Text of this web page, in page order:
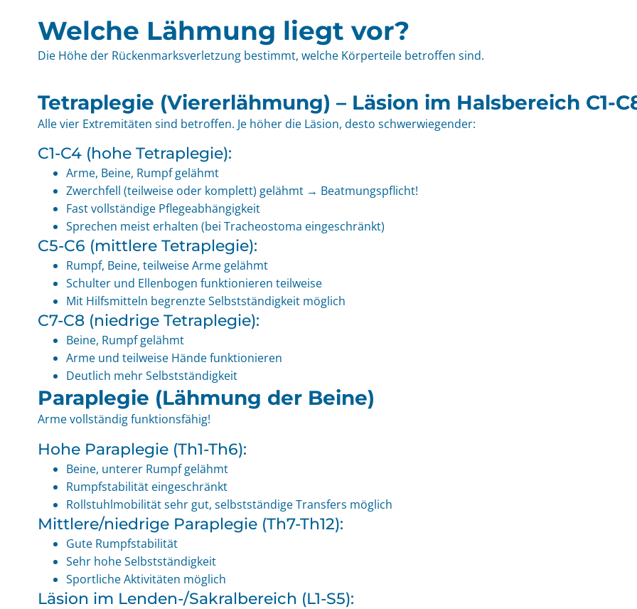
Welche Lähmung liegt vor?
Die Höhe der Rückenmarksverletzung bestimmt, welche Körperteile betroffen sind.
Tetraplegie (Viererlähmung) – Läsion im Halsbereich C1-
Alle vier Extremitäten sind betroffen. Je höher die Läsion, desto schwerwiegender:
C1-C4 (hohe Tetraplegie):
Arme, Beine, Rumpf gelähmt
Zwerchfell (teilweise oder komplett) gelähmt → Beatmungspflicht!
Fast vollständige Pflegeabhängigkeit
Sprechen meist erhalten (bei Tracheostoma eingeschränkt)
C5-C6 (mittlere Tetraplegie):
Rumpf, Beine, teilweise Arme gelähmt
Schulter und Ellenbogen funktionieren teilweise
Mit Hilfsmitteln begrenzte Selbstständigkeit möglich
C7-C8 (niedrige Tetraplegie):
Beine, Rumpf gelähmt
Arme und teilweise Hände funktionieren
Deutlich mehr Selbstständigkeit
Paraplegie (Lähmung der Beine)
Arme vollständig funktionsfähig!
Hohe Paraplegie (Th1-Th6):
Beine, unterer Rumpf gelähmt
Rumpfstabilität eingeschränkt
Rollstuhlmobilität sehr gut, selbstständige Transfers möglich
Mittlere/niedrige Paraplegie (Th7-Th12):
Gute Rumpfstabilität
Sehr hohe Selbstständigkeit
Sportliche Aktivitäten möglich
Läsion im Lenden-/Sakralbereich (L1-S5):